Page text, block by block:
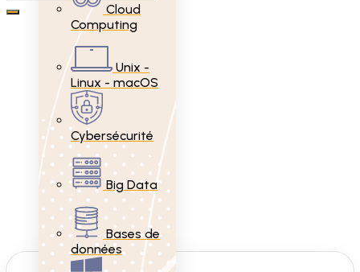
Cloud
Computing
Unix -
Linux - macOS
Cybersécurité
Big Data
Bases de
données